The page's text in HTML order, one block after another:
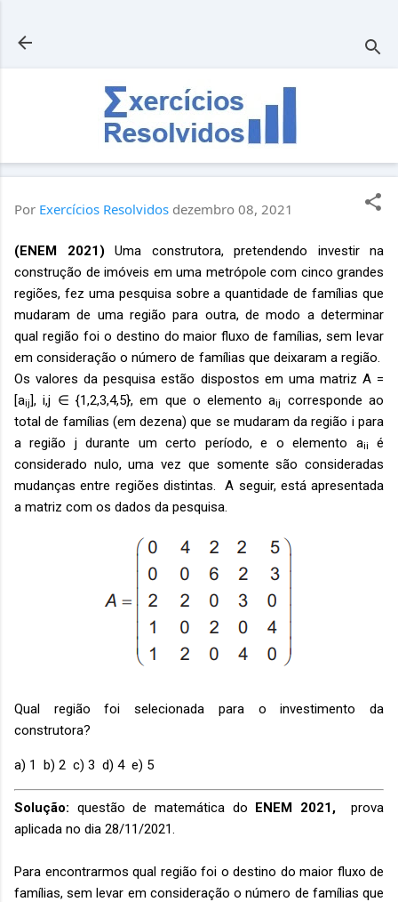
Por Exercícios Resolvidos dezembro 08, 2021
(ENEM 2021) Uma construtora, pretendendo investir na
construção de imóveis em uma metrópole com cinco grandes
regiões, fez uma pesquisa sobre a quantidade de famílias que
mudaram de uma região para outra, de modo a determinar
qual região foi o destino do maior fluxo de famílias, sem levar
em consideração o número de famílias que deixaram a região.
Os valores da pesquisa estão dispostos em uma matriz A =
[aij], i,j ∈ {1,2,3,4,5}, em que o elemento aij
corresponde ao
total de famílias (em dezena) que se mudaram da região i para
a região j durante um certo período, e o elemento aii
é
considerado nulo, uma vez que somente são consideradas
mudanças entre regiões distintas. A seguir, está apresentada
a matriz com os dados da pesquisa.
Qual região foi selecionada para o investimento da
construtora?
a) 1 b) 2 c) 3 d) 4 e) 5
Solução: questão de matemática do ENEM 2021,
prova
aplicada no dia 28/11/2021.
Para encontrarmos qual região foi o destino do maior fluxo de
famílias, sem levar em consideração o número de famílias que